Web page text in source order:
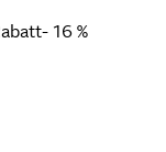
- 16 %